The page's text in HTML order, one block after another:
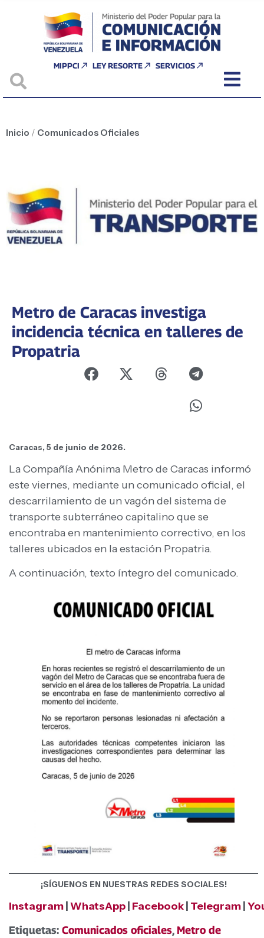
MIPPCI LEY RESORTE SERVICIOS
Inicio / Comunicados Oficiales
Metro de Caracas investiga
incidencia técnica en talleres de
Propatria
Caracas, 5 de junio de 2026.
La Compañía Anónima Metro de Caracas informó
este viernes, mediante un comunicado oficial, el
descarrilamiento de un vagón del sistema de
transporte subterráneo capitalino que se
encontraba en mantenimiento correctivo, en los
talleres ubicados en la estación Propatria.
A continuación, texto íntegro del comunicado.
¡SÍGUENOS EN NUESTRAS REDES SOCIALES!
Instagram WhatsApp Facebook Telegram
Etiquetas: Comunicados oficiales, Metro de